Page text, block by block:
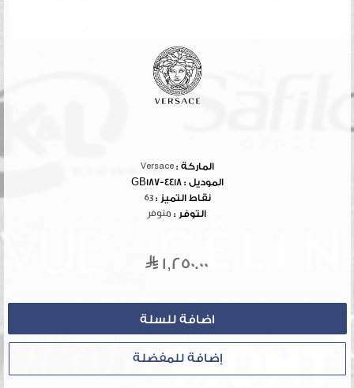
الماركة : Versace
الموديل : 4418-GB187
نقاط التميز : 63
التوفر :متوفر
1,250.00
إضافة للمفضلة